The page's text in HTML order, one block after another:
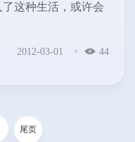
这种生活，或许会
后宫小说或者种马
情感处理的很不
2012-03-01 44
尾页